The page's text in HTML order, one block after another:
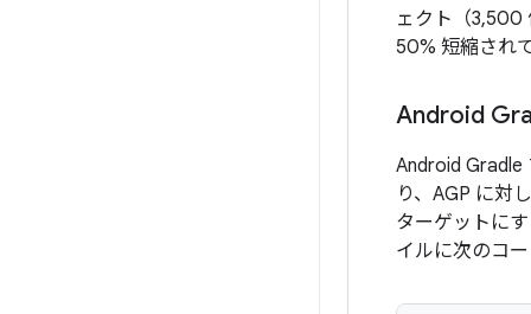
ェクト（3,500
50% 短縮され
Android
Android Gradle
り、AGP に対
ターゲットに
イルに次のコ